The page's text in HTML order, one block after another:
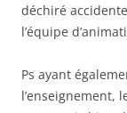
déchiré
l’équipe
Ps ayant
l’enseignement,